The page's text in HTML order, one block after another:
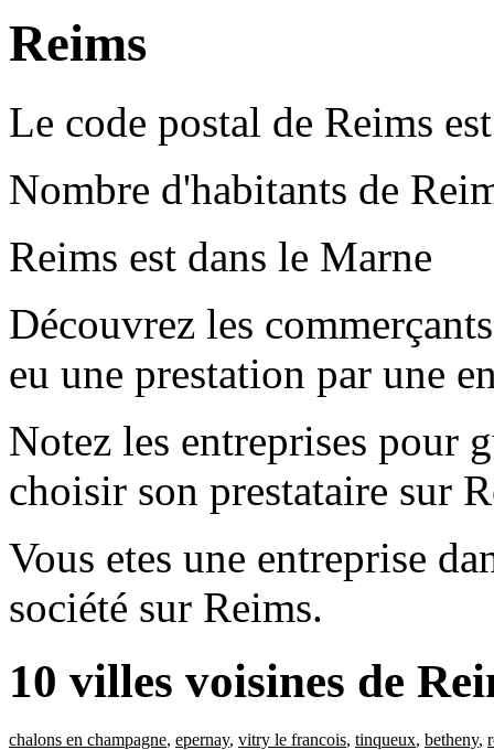
Reims
Le code postal de Reims
Nombre d'habitants de
Reims est dans le Marne
Découvrez les
eu une prestation par une
Notez les entreprises pour
choisir son prestataire sur
Vous etes une entreprise
société sur Reims.
10 villes voisines de
chalons en champagne, epernay, vitry le francois, tinqueux, betheny,